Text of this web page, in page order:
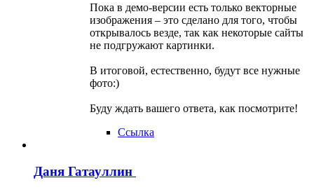
Пока в демо-версии есть только векторные
изображения – это сделано для того, чтобы
открывалось везде, так как некоторые сайты
не подгружают картинки.
В итоговой, естественно, будут все нужные
фото:)
Буду ждать вашего ответа, как посмотрите!
Ссылка
Даня Гатауллин